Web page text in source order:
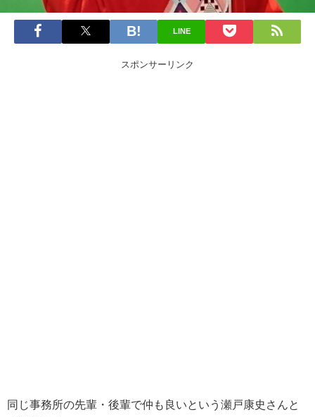
LINE
スポンサーリンク
同じ事務所の先輩・後輩で仲も良いという瀬戸康史さんと